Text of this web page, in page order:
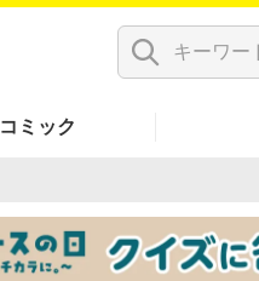
コミック